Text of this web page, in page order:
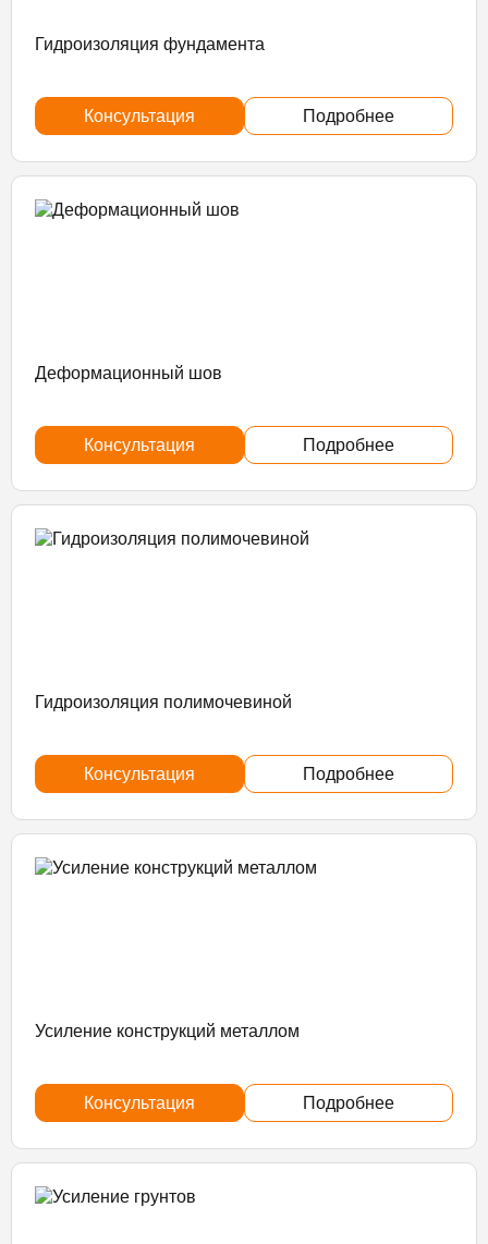
Гидроизоляция фундамента
Консультация Подробнее
Деформационный шов
Консультация Подробнее
Гидроизоляция полимочевиной
Консультация Подробнее
Усиление конструкций металлом
Консультация Подробнее